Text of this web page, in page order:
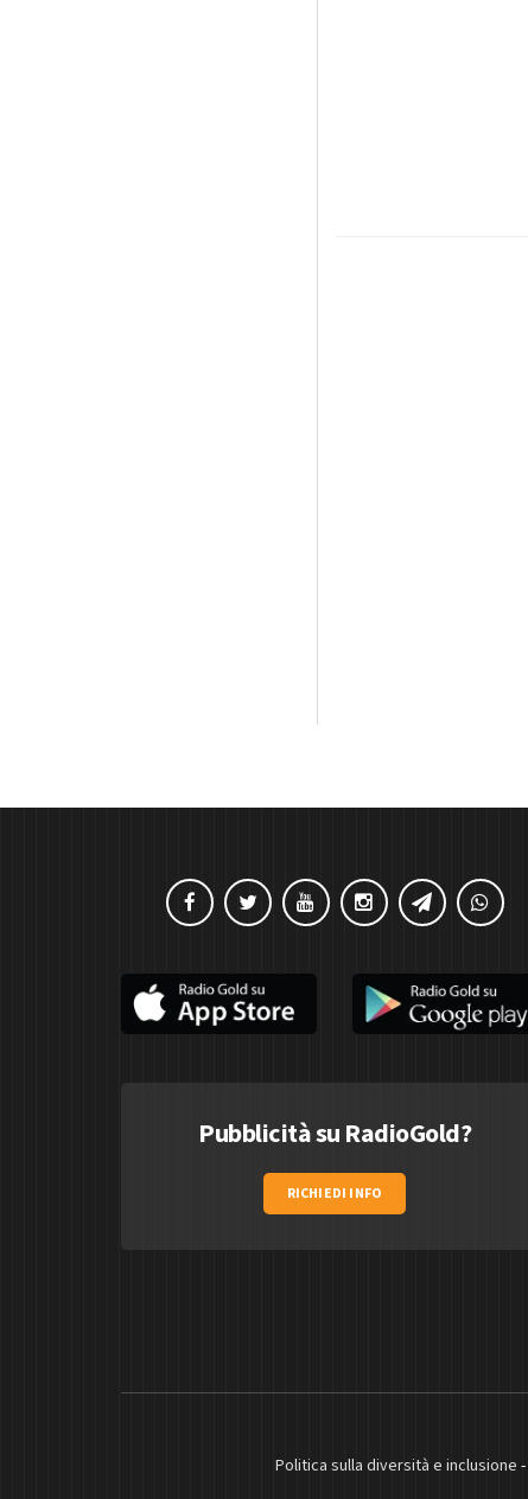
Pubblicità su RadioGold?
RICHIEDI INFO
Politica sulla diversità e inclusione -